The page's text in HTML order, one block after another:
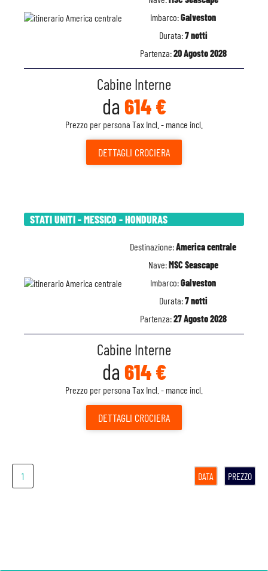
Imbarco:Galveston
Durata:7 notti
Partenza:20 Agosto 2028
Cabine Interne
da 614 €
Prezzo per persona Tax Incl. - mance incl.
DETTAGLI CROCIERA
STATI UNITI - MESSICO - HONDURAS
Destinazione:America centrale
Nave:MSC Seascape
Imbarco:Galveston
Durata:7 notti
Partenza:27 Agosto 2028
Cabine Interne
da 614 €
Prezzo per persona Tax Incl. - mance incl.
DETTAGLI CROCIERA
1 DATA PREZZO